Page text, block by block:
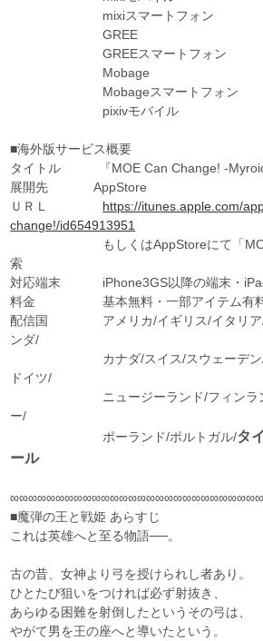
mixiスマートフォン
GREE
GREEスマートフォン
Mobage
Mobageスマートフォン
pixivモバイル
■海外版サービス概要
タイトル 『MOE Can Change! -Myroid
展開先 AppStore
ＵＲＬ https://itunes.apple.com/
change!/id654913951
もしくはAppStoreにて「MOE
索
対応端末 iPhone3GS以降の端末・iPad
料金 基本無料・一部アイテム有
配信国 アメリカ/イギリス/イタリア/
ンダ/
カナダ/スイス/スウェーデン/ス
ドイツ/
ニュージーランド/フィンランド
ー/
ポーランド/ポルトガル/タ
ール
■魔弾の王と戦姫 あらすじ
これは英雄へと至る物語──。
古の昔、女神より弓を授けられし者あり。
ひとたび狙いをつければ必ず射抜き、
あらゆる困難を射倒したというその弓は、
やがて男を王の座へと導いたという。